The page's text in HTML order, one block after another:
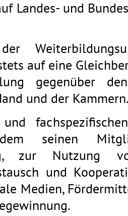
Landes- und
auf eine
gegenüber
und der
seinen
zur Nutzung
und
Medien,